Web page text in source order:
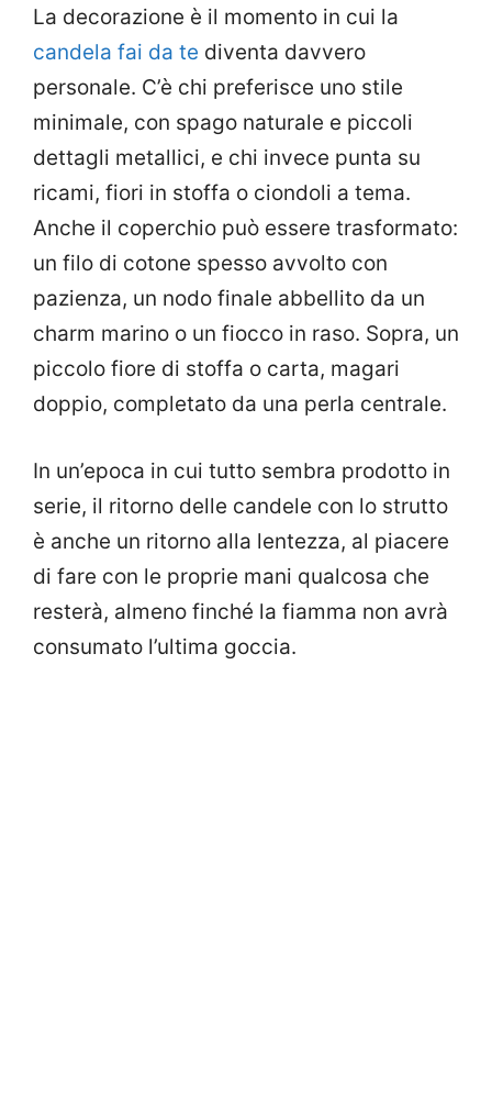
La decorazione è il momento in cui la
candela fai da te diventa davvero
personale. C’è chi preferisce uno stile
minimale, con spago naturale e piccoli
dettagli metallici, e chi invece punta su
ricami, fiori in stoffa o ciondoli a tema.
Anche il coperchio può essere trasformato:
un filo di cotone spesso avvolto con
pazienza, un nodo finale abbellito da un
charm marino o un fiocco in raso. Sopra, un
piccolo fiore di stoffa o carta, magari
doppio, completato da una perla centrale.
In un’epoca in cui tutto sembra prodotto in
serie, il ritorno delle candele con lo strutto
è anche un ritorno alla lentezza, al piacere
di fare con le proprie mani qualcosa che
resterà, almeno finché la fiamma non avrà
consumato l’ultima goccia.